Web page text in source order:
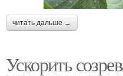
читать дальше →
Ускорить